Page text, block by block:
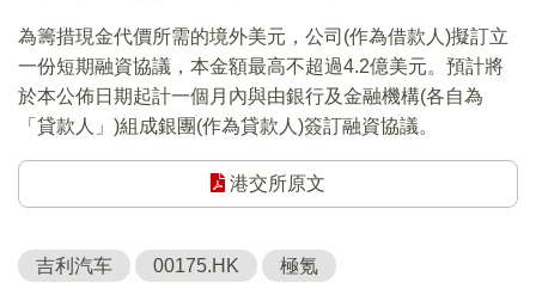
為籌措現金代價所需的境外美元，公司(作為借款人)擬訂立
一份短期融資協議，本金額最高不超過4.2億美元。預計將
於本公佈日期起計一個月內與由銀行及金融機構(各自為
「貸款人」)組成銀團(作為貸款人)簽訂融資協議。
港交所原文
吉利汽车 00175.HK 極氪